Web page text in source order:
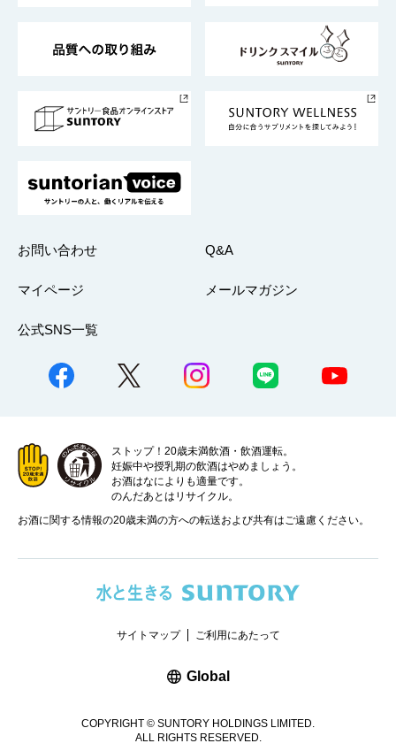
採用情報
お問い合わせ Q&A
マイページ メールマガジン
公式SNS一覧
ストップ！20歳未満飲酒・飲酒運転。
妊娠中や授乳期の飲酒はやめましょう。
お酒はなによりも適量です。
のんだあとはリサイクル。
お酒に関する情報の20歳未満の方への転送および共有はご遠慮ください。
COPYRIGHT © SUNTORY HOLDINGS LIMITED.
ALL RIGHTS RESERVED.
サイトマップ ご利用にあたって
Global新しいウィンドウで開く